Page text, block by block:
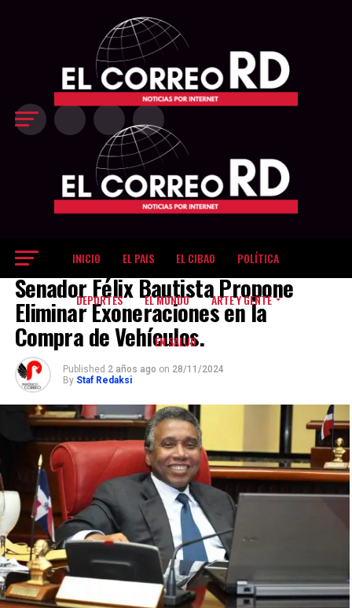
INICIO EL PAIS EL CIBAO POLÍTICA
DEPORTES EL MUNDO ARTE Y GENTE
EN SALUD
EL PAIS
Senador Félix Bautista Propone
Eliminar Exoneraciones en la
Compra de Vehículos.
Published 2 años ago on 28/11/2024
By Staf Redaksi
Exit mobile version